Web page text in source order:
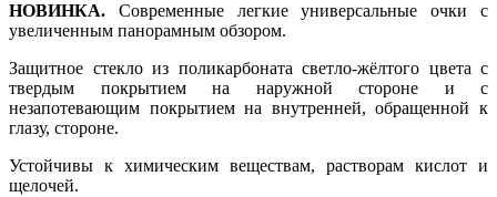
НОВИНКА. Современные легкие универсальные очки с
увеличенным панорамным обзором.
Защитное стекло из поликарбоната светло-жёлтого цвета с
твердым покрытием на наружной стороне и с
незапотевающим покрытием на внутренней, обращенной к
глазу, стороне.
Устойчивы к химическим веществам, растворам кислот и
щелочей.